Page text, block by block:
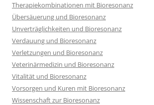
Therapiekombinationen mit Bioresonanz
Übersäuerung und Bioresonanz
Unverträglichkeiten und Bioresonanz
Verdauung und Bioresonanz
Verletzungen und Bioresonanz
Veterinärmedizin und Bioresonanz
Vitalität und Bioresonanz
Vorsorgen und Kuren mit Bioresonanz
Wissenschaft zur Bioresonanz